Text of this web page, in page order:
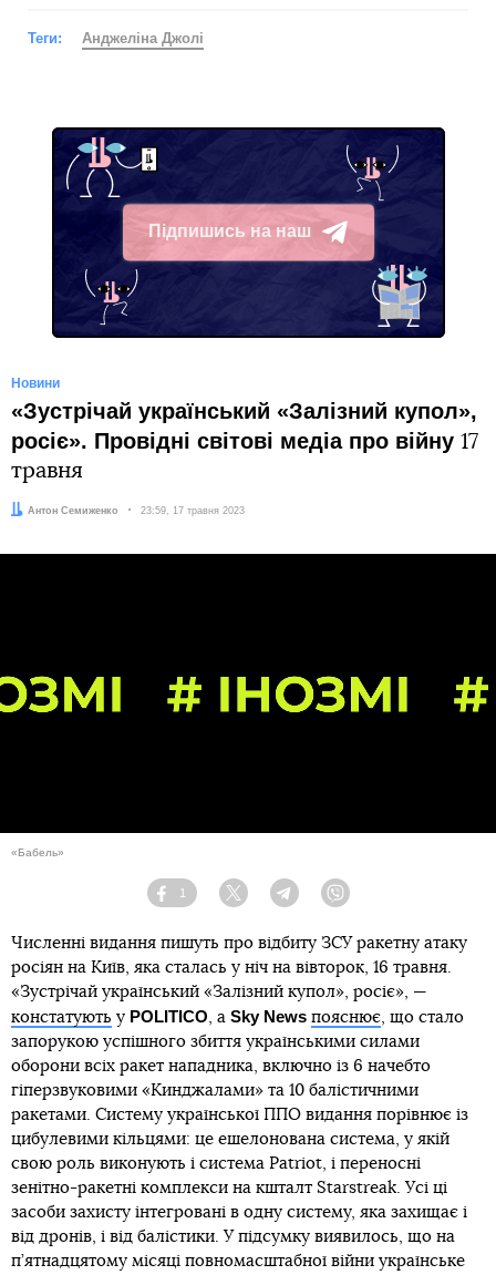
Теги: Анджеліна Джолі
Підпишись на наш
Telegram
Новини
«Зустрічай український «Залізний купол»,
росіє». Провідні світові медіа про війну 17
травня
Автор:
Антон Семиженко Дата:
23:59, 17 травня 2023
«Бабель»
Facebook
1
Twitter TelegramViber
Численні видання пишуть про відбиту ЗСУ ракетну атаку
росіян на Київ, яка сталась у ніч на вівторок, 16 травня.
«Зустрічай український «Залізний купол», росіє», —
констатують у POLITICO , а Sky News пояснює , що стало
запорукою успішного збиття українськими силами
оборони всіх ракет нападника, включно із 6 начебто
гіперзвуковими «Кинджалами» та 10 балістичними
ракетами. Систему української ППО видання порівнює із
цибулевими кільцями: це ешелонована система, у якій
свою роль виконують і система Patriot, і переносні
зенітно-ракетні комплекси на кшталт Starstreak. Усі ці
засоби захисту інтегровані в одну систему, яка захищає і
від дронів, і від балістики. У підсумку виявилось, що на
п’ятнадцятому місяці повномасштабної війни українське